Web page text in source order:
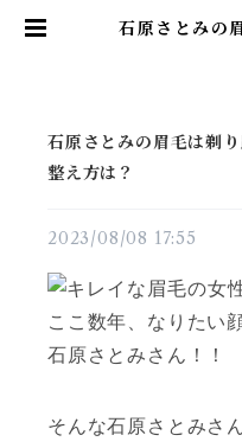
石原さとみの
石原さとみの眉毛は剃
整え方は？
2023/08/08 17:55
ここ数年、なりたい
石原さとみさん！！
そんな石原さとみさ